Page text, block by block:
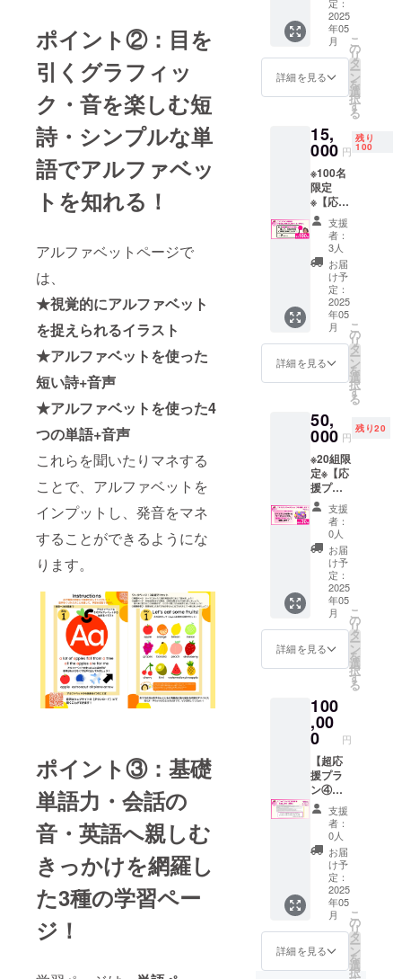
ポイント②：目を
引くグラフィッ
ク・音を楽しむ短
詩・シンプルな単
語でアルファベッ
トを知れる！
アルファベットページで
は、
★視覚的にアルファベット
を捉えられるイラスト
★アルファベットを使った
短い詩+音声
★アルファベットを使った4
つの単語+音声
これらを聞いたりマネする
ことで、アルファベットを
インプットし、発音をマネ
することができるようにな
ります。
ポイント③：基礎
単語力・会話の
音・英語へ親しむ
きっかけを網羅し
た3種の学習ペー
ジ！
定以
降）日
時を調
整し、
Zoom
ミー
個別に
レッス
ンを実
施しま
す。 ・
レッス
ンは30
分を予
定 ・支
援者様
との連
絡方
法：詳
細は
メール
にて連
絡いた
●ワーク
「One,
Two,
English
! おうち
ででき
る英会
話ブッ
ク」
B5（18
2mm×2
57mm,
64ペー
ジ） 1
冊 ●サ
キュー
カー
ルス
テッ
カー
（45m
m×45m
m）
加券 ●
オンラ
イン報
告会・
説明会
・日
時：
5月5日
（月・
祝）
13:00〜
14:00（
予定）
・場
所：オ
ンライ
ン,
Zoom
ミー
ティン
グを使
用 ・支
援者様
との連
メール
にて連
絡いた
します
●サン
キュー
カー
ド・ス
テッ
カー
（45m
m×45m
m）
2025
年05
月
詳細を見る
こ
の
リ
タ
ー
ン
を
選
択
す
る
15,
000 円
残り
100
※100名
限定
※【応援
プラン
②】オ
ンライ
ン報告
会＋質
問にお
答えし
ます！
会 ●オ
ンライ
ン「質
問にお
答えし
す！」
会 ・日
時：
2025年
5月5日
（月・
祝）
14:00〜
15:00（
予定）
・場
所：オ
ンライ
Zoom
ミー
ティン
との連
絡方
法：詳
細は
メール
にて連
絡いた
します
※備考欄
に質問
内容を
ご記入
くださ
い。 ●
オンラ
イン報
告会・
説明会
支援
者：
3人
お届
け予
定：
2025
年05
月
詳細を見る
こ
の
リ
タ
ー
ン
を
選
択
す
る
50,
000 円
残り20
※20組限
定※【応
援プラ
ン③】
カスタ
ムワー
ク
ショッ
プの提
供 ●カ
スタム
ワーク
ショッ
プ ワー
クブッ
クを用
ワーク
ショッ
プを、
ご希望
の形に
合わせ
て提供
いたし
ます。
・プロ
ジェク
ト成立
（2024
年5月以
降）日
時を調
整し、
Zoom
支援
者：
0人
お届
け予
定：
2025
年05
月
詳細を見る
こ
の
リ
タ
ー
ン
を
選
択
す
る
100
,00
0 円
【超応
援プラ
ン④】
ワーク
ブック
にお名
前を掲
載しま
す！ ●
ワーク
ブック
Special
Thanks
にお名
支援
者：
0人
お届
け予
定：
2025
年05
月
詳細を見る
こ
の
リ
タ
ー
ン
を
選
択